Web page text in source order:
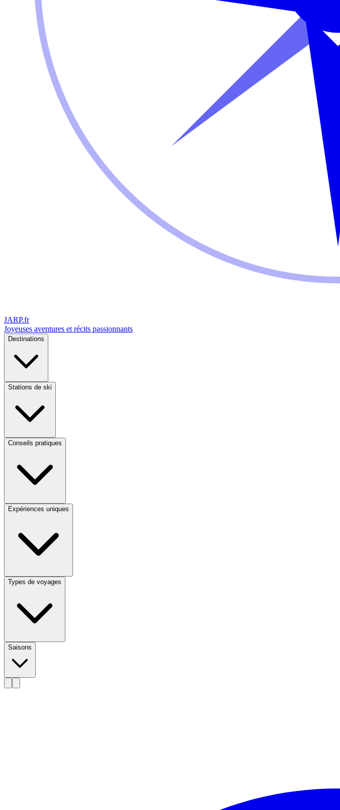
JARP.fr
Joyeuses aventures et récits passionnants
Destinations
Stations de ski
Conseils pratiques
Expériences uniques
Types de voyages
Saisons